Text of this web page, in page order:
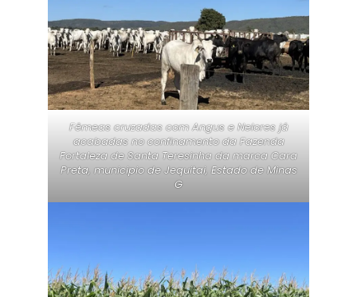
Fêmeas cruzadas com Angus e Nelores já
acabadas no confinamento da Fazenda
Fortaleza de Santa Teresinha da marca Cara
Preta, municipio de Jequitai, Estado de Minas
G